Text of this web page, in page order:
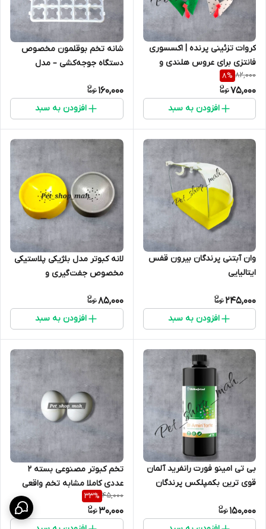
کروات تزئینی پرنده | اکسسوری
فانتزی برای عروس هلندی و
عددی
82,000
8%
75,000
افزودن به سبد
شانه تخم بوقلمون مخصوص
دستگاه جوجه‌کشی – مدل
160,000
افزودن به سبد
وان آبتنی پرندگان بیرون قفس
ایتالیایی
245,000
افزودن به سبد
لانه کبوتر مدل بلژیکی پلاستیکی
مخصوص جفت‌گیری و
85,000
افزودن به سبد
بی تی امینو فورت رانفرید آلمان
قوی ترین بکمپلکس پرندگان
و خروس
150,000
تخم کبوتر مصنوعی بسته 2
عددی کاملا مشابه تخم واقعی
45,000
33%
30,000